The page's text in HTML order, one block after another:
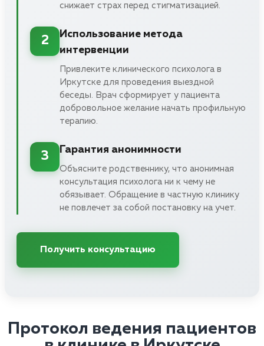
снижает страх перед стигматизацией.
2
Использование метода
интервенции
Привлеките клинического психолога в
Иркутске для проведения выездной
беседы. Врач сформирует у пациента
добровольное желание начать профильную
терапию.
3
Гарантия анонимности
Объясните родственнику, что анонимная
консультация психолога ни к чему не
обязывает. Обращение в частную клинику
не повлечет за собой постановку на учет.
Получить консультацию
Протокол ведения пациентов